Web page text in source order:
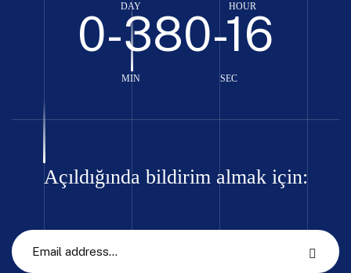
DAY HOUR
0-38
MIN
0-16
SEC
Açıldığında bildirim almak için: